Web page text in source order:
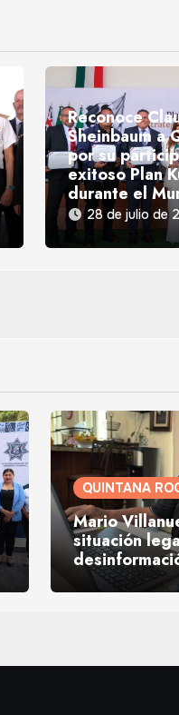
Reconoce
Sheinbaum a
por su
exitoso Plan
durante el
28 de julio de
QUINTANA
Mario
situación